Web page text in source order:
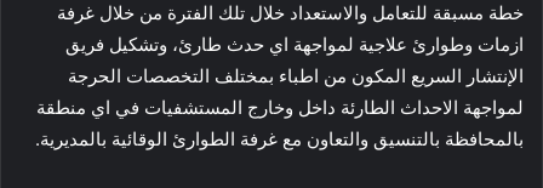
خطة مسبقة للتعامل والاستعداد خلال تلك الفترة من خلال غرفة
ازمات وطوارئ علاجية لمواجهة اي حدث طارئ، وتشكيل فريق
الإنتشار السريع المكون من اطباء بمختلف التخصصات الحرجة
لمواجهة الاحداث الطارئة داخل وخارج المستشفيات في اي منطقة
بالمحافظة بالتنسيق والتعاون مع غرفة الطوارئ الوقائية بالمديرية.